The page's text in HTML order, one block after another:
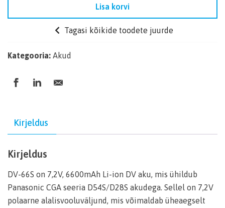
Lisa korvi
Tagasi kõikide toodete juurde
Kategooria: Akud
Kirjeldus
Kirjeldus
DV-66S on 7,2V, 6600mAh Li-ion DV aku, mis ühildub
Panasonic CGA seeria D54S/D28S akudega. Sellel on 7,2V
polaarne alalisvooluväljund, mis võimaldab üheaegselt